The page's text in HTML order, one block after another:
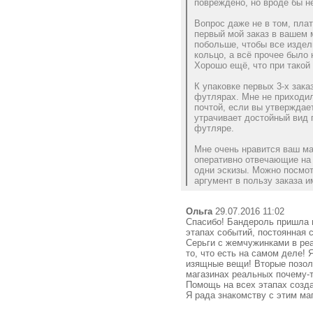
повреждено, но вроде бы
Вопрос даже не в том,
первый мой заказ в вашем
побольше, чтобы все
кольцо, а всё прочее было
Хорошо ещё, что при такой
К упаковке первых 3-х
футлярах. Мне не
почтой, если вы
утрачивает достойный
футляре.
Мне очень нравится ваш
оперативно отвечающие
одни эскизы. Можно
аргумент в пользу заказа
Ольга29.07.2016 11:02
Спасибо! Бандероль пришла
этапах событий, постоянная
Серьги с жемчужинками в
то, что есть на самом деле!
изящные вещи! Вторые
магазинах реальных
Помощь на всех этапах
Я рада знакомству с этим